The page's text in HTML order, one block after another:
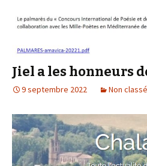
Jiel a les honneurs
9 septembre 2022 Non classé